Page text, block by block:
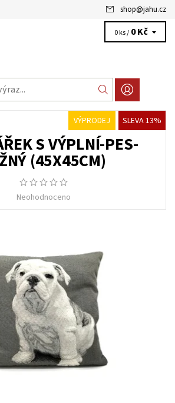
shop@jahu.cz
0 ks / 0 Kč
VÝPRODEJ SLEVA 13%
S VÝPLNÍ-PES-
(45X45CM)
Neohodnoceno